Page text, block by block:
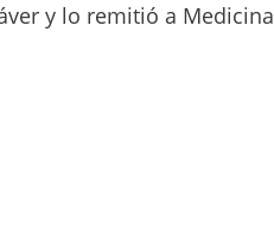
y lo remitió a Medicina